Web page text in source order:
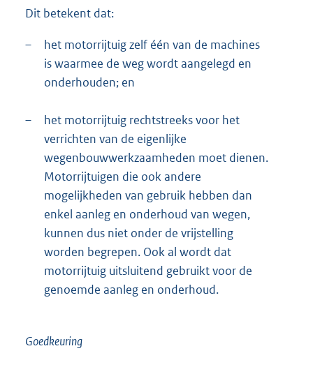
Dit betekent dat:
–
het motorrijtuig zelf één van de machines
is waarmee de weg wordt aangelegd en
onderhouden; en
–
het motorrijtuig rechtstreeks voor het
verrichten van de eigenlijke
wegenbouwwerkzaamheden moet dienen.
Motorrijtuigen die ook andere
mogelijkheden van gebruik hebben dan
enkel aanleg en onderhoud van wegen,
kunnen dus niet onder de vrijstelling
worden begrepen. Ook al wordt dat
motorrijtuig uitsluitend gebruikt voor de
genoemde aanleg en onderhoud.
Goedkeuring